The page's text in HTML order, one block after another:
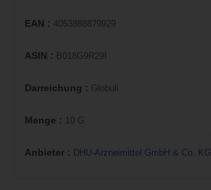
EAN : 4053888879929
ASIN : B018G9R29I
Darreichung : Globuli
Menge : 10 G
Anbieter : DHU-Arzneimittel GmbH & Co. KG